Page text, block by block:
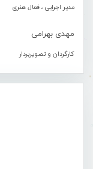
مدیر اجرایی ، فعال هنری
مهدی بهرامی
کارگردان و تصویربردار